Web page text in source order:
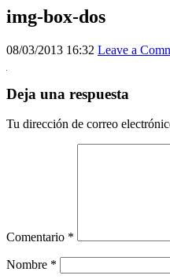
img-box-dos
08/03/2013 16:32 Leave a
Deja una respuesta
Tu dirección de correo
Comentario *
Nombre *